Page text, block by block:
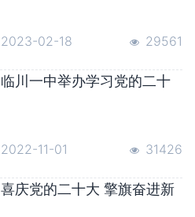
推进会
2023-02-18 29561
临川一中举办学习党的二十
2022-11-01 31426
喜庆党的二十大 擎旗奋进新